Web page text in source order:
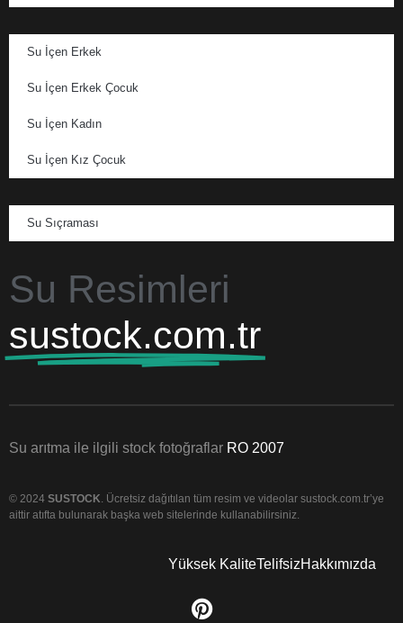
Su İçen Erkek
Su İçen Erkek Çocuk
Su İçen Kadın
Su İçen Kız Çocuk
Su Sıçraması
Su Resimleri
sustock.com.tr
Su arıtma ile ilgili stock fotoğraflar RO 2007
© 2024 SUSTOCK . Ücretsiz dağıtılan tüm resim ve videolar sustock.com.tr’ye
aittir atıfta bulunarak başka web sitelerinde kullanabilirsiniz.
Yüksek KaliteTelifsizHakkımızda